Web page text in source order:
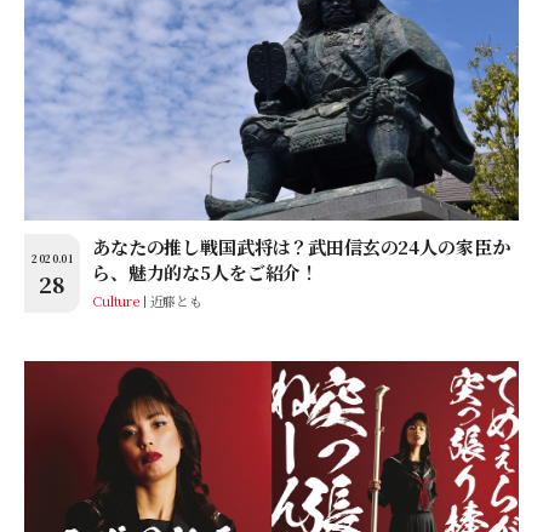
2020.01
28
あなたの推し戦国武将は？武田信玄の24人の家臣か
ら、魅力的な5人をご紹介！
Culture 近藤とも